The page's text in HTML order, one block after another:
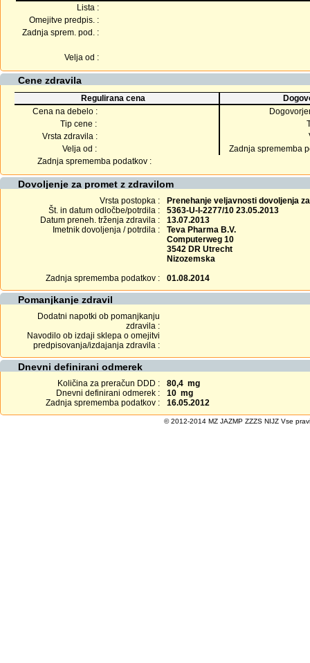
Lista :
Omejitve predpis. :
Zadnja sprem. pod. :
Velja od :
Cene zdravila
Regulirana cena
Cena na debelo :
Tip cene :
Vrsta zdravila :
Velja od :
Zadnja sprememba
Zadnja sprememba podatkov :
Dovoljenje za promet z zdravilom
Vrsta postopka :
Prenehanje veljavnosti dovoljenja
Št. in datum odločbe/potrdila :
5363-U-I-2277/10 23.05.2013
Datum preneh. trženja zdravila :
13.07.2013
Imetnik dovoljenja / potrdila :
Teva Pharma B.V.
Computerweg 10
3542 DR Utrecht
Nizozemska
Zadnja sprememba podatkov :
01.08.2014
Pomanjkanje zdravil
Dodatni napotki ob pomanjkanju
zdravila :
Navodilo ob izdaji sklepa o omejitvi
predpisovanja/izdajanja zdravila :
Dnevni definirani odmerek
Količina za preračun DDD :
80,4 mg
Dnevni definirani odmerek :
10 mg
Zadnja sprememba podatkov :
16.05.2012
© 2012-2014 MZ JAZMP ZZZS NIJZ Vse